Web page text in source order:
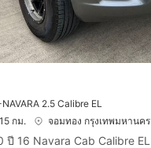
2.5 Calibre EL
กม. จอมทอง กรุงเทพมหานคร